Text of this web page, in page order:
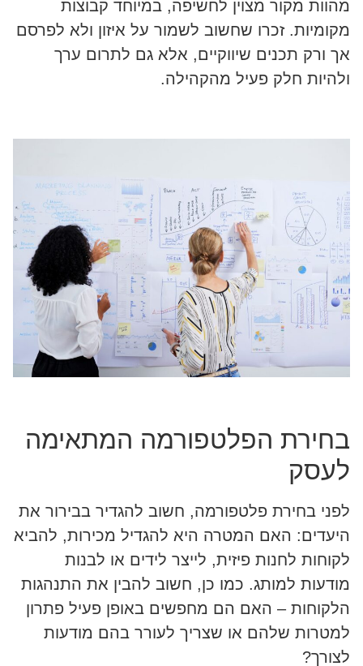
מהוות מקור מצוין לחשיפה, במיוחד קבוצות
מקומיות. זכרו שחשוב לשמור על איזון ולא לפרסם
אך ורק תכנים שיווקיים, אלא גם לתרום ערך
ולהיות חלק פעיל מהקהילה.
בחירת הפלטפורמה המתאימה
לעסק
לפני בחירת פלטפורמה, חשוב להגדיר בבירור את
היעדים: האם המטרה היא להגדיל מכירות, להביא
לקוחות לחנות פיזית, לייצר לידים או לבנות
מודעות למותג. כמו כן, חשוב להבין את התנהגות
הלקוחות – האם הם מחפשים באופן פעיל פתרון
למטרות שלהם או שצריך לעורר בהם מודעות
לצורך?